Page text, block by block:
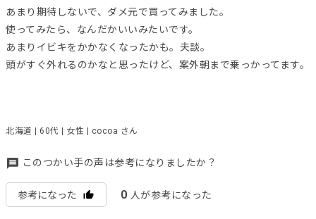
あまり期待しないで、ダメ元で買ってみました。
使ってみたら、なんだかいいみたいです。
あまりイビキをかかなくなったかも。夫談。
頭がすぐ外れるのかなと思ったけど、案外朝まで乗っかってます。
北海道 | 60代 | 女性 | cocoa さん
このつかい手の声は参考になりましたか？
参考になった 0 人が参考になった